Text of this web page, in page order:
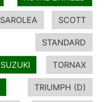
SAROLEA SCOTT
STANDARD
SUZUKI TORNAX
TRIUMPH (D)